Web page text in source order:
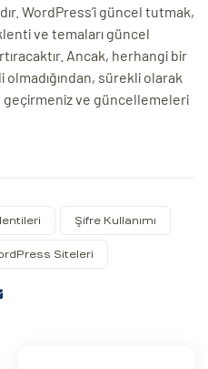
WordPress’i güncel tutmak,
ve temaları güncel
Ancak, herhangi bir
sürekli olarak
ve güncellemeleri
Şifre Kullanımı
Siteleri